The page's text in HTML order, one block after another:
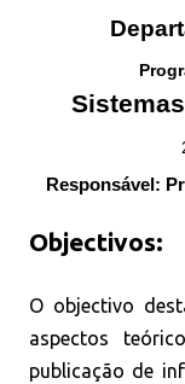
Responsável:
Objectivos:
O objectivo
aspectos
publicação de